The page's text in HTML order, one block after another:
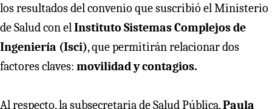
los resultados del convenio que suscribió el Ministerio
de Salud con elInstituto Sistemas Complejos de
Ingeniería (Isci), que permitirán relacionar dos
factores claves: movilidad y contagios.
Al respecto, la subsecretaria de Salud Pública,Paula